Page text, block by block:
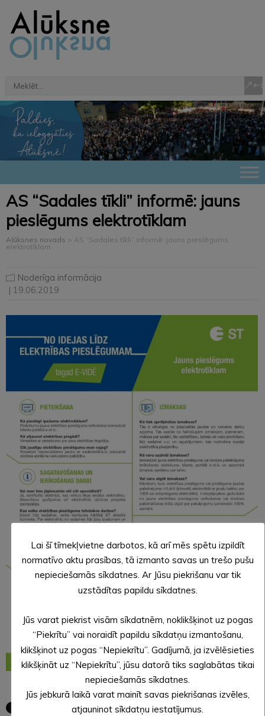
AS “Sadales tīkli” informē: jauns
pieslēgums elektrotīklam
Alūksnes novads > AS “Sadales tīkli” informē: jauns pieslēgums
elektrotīklam
Noderīga informācija
| 19.06.2019
Lai šī tīmekļvietne darbotos, kā arī mēs spētu izpildīt
normatīvo aktu prasības, tā izmanto savas un trešo pušu
nepieciešamās sīkdatnes. Ar Jūsu piekrišanu var tik
uzstādītas papildu sīkdatnes.
Jūs varat piekrist visām sīkdatnēm, noklikšķinot uz pogas
“Piekrītu” vai noraidīt papildu sīkdatņu izmantošanu,
klikšķinot uz pogas “Nepiekrītu”. Gadījumā, ja izvēlēsieties
klikšķināt uz “Nepiekrītu”, jūsu datorā tiks saglabātas tikai
nepieciešamās sīkdatnes.
Jūs jebkurā laikā varat mainīt savas piekrišanas izvēles,
atjauninot sīkdatņu iestatījumus.